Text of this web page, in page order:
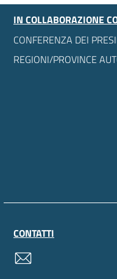
IN COLLABORAZIONE
CONFERENZA DEI
REGIONI/PROVINCE
CONTATTI